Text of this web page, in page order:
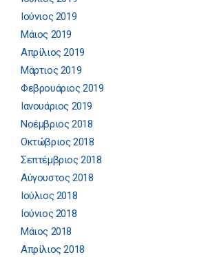
Ιούνιος 2019
Μάιος 2019
Απρίλιος 2019
Μάρτιος 2019
Φεβρουάριος 2019
Ιανουάριος 2019
Νοέμβριος 2018
Οκτώβριος 2018
Σεπτέμβριος 2018
Αύγουστος 2018
Ιούλιος 2018
Ιούνιος 2018
Μάιος 2018
Απρίλιος 2018